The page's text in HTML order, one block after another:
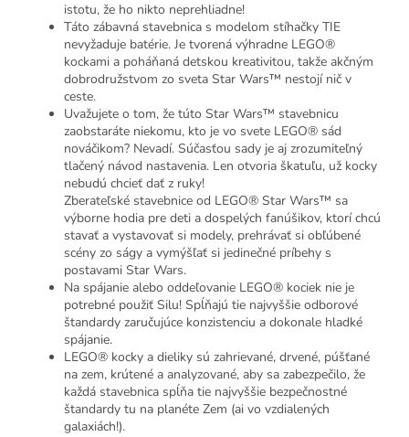
istotu, že ho nikto neprehliadne!
Táto zábavná stavebnica s modelom stíhačky TIE
nevyžaduje batérie. Je tvorená výhradne LEGO®
kockami a poháňaná detskou kreativitou, takže akčným
dobrodružstvom zo sveta Star Wars™ nestojí nič v
ceste.
Uvažujete o tom, že túto Star Wars™ stavebnicu
zaobstaráte niekomu, kto je vo svete LEGO® sád
nováčikom? Nevadí. Súčasťou sady je aj zrozumiteľný
tlačený návod nastavenia. Len otvoria škatuľu, už kocky
nebudú chcieť dať z ruky!
Zberateľské stavebnice od LEGO® Star Wars™ sa
výborne hodia pre deti a dospelých fanúšikov, ktorí chcú
stavať a vystavovať si modely, prehrávať si obľúbené
scény zo ságy a vymýšľať si jedinečné príbehy s
postavami Star Wars.
Na spájanie alebo oddeľovanie LEGO® kociek nie je
potrebné použiť Silu! Spĺňajú tie najvyššie odborové
štandardy zaručujúce konzistenciu a dokonale hladké
spájanie.
LEGO® kocky a dieliky sú zahrievané, drvené, púšťané
na zem, krútené a analyzované, aby sa zabezpečilo, že
každá stavebnica spĺňa tie najvyššie bezpečnostné
štandardy tu na planéte Zem (ai vo vzdialených
galaxiách!).